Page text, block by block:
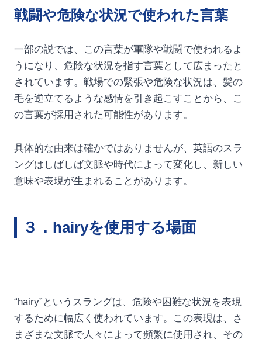
戦闘や危険な状況で使われた言葉
一部の説では、この言葉が軍隊や戦闘で使われるよ
うになり、危険な状況を指す言葉として広まったと
されています。戦場での緊張や危険な状況は、髪の
毛を逆立てるような感情を引き起こすことから、こ
の言葉が採用された可能性があります。
具体的な由来は確かではありませんが、英語のスラ
ングはしばしば文脈や時代によって変化し、新しい
意味や表現が生まれることがあります。
３．hairyを使用する場面
“hairy”というスラングは、危険や困難な状況を表現
するために幅広く使われています。この表現は、さ
まざまな文脈で人々によって頻繁に使用され、その